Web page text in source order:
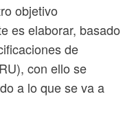
objetivo
es elaborar, basado
de
con ello se
a lo que se va a